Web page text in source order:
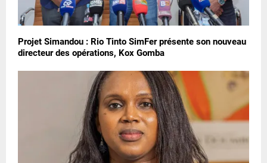
Projet Simandou : Rio Tinto SimFer présente son nouveau
directeur des opérations, Kox Gomba